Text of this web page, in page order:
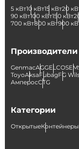
5 кВт10 кВт15 кВт20
90 кВт100 кВт150 кВт
700 кВт800 кВт900
Производители
GenmacAGGELCOS
ToyoAksaFubagFG
АмперосCTG
Категории
ОткрытыеКонтейнеры